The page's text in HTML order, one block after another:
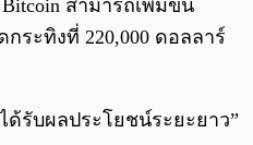
สามารถเพิ่มขึ้น
ระทิงที่ 220,000 ดอลลาร์
ด้รับผลประโยชน์ระยะยาว”